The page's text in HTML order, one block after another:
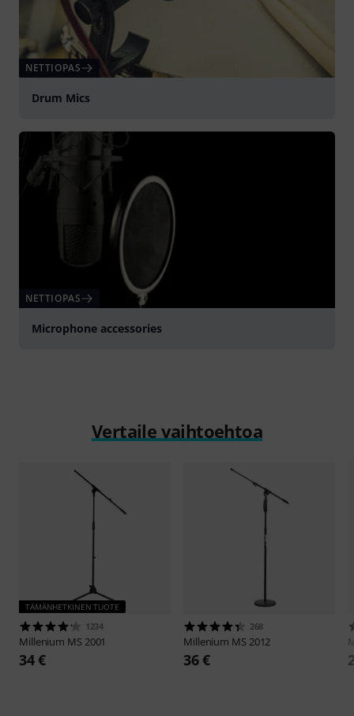
NETTIOPAS
Drum Mics
NETTIOPAS
Microphone accessories
Vertaile vaihtoehtoa
TÄMÄNHETKINEN TUOTE
1234
Millenium MS 2001
34 €
268
Millenium MS 2012
36 €